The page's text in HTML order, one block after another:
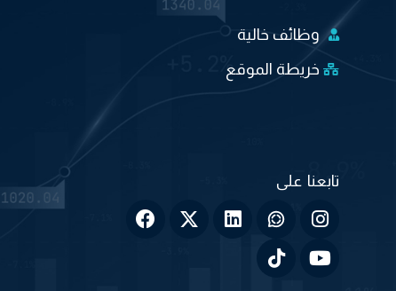
وظائف خالية
خريطة الموقع